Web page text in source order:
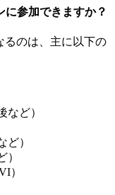
に参加できますか？
るのは、主に以下の
など）
ど）
）
）